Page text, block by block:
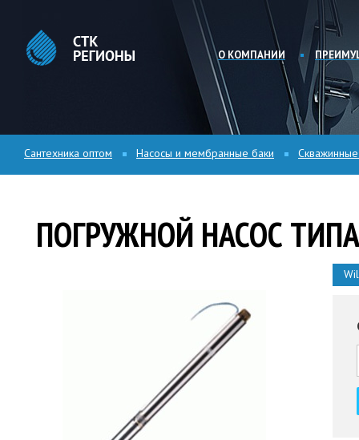
О КОМПАНИИ
Сантехника оптом Насосы и мембранные баки
ПОГРУЖНОЙ НАСОС ТИПА